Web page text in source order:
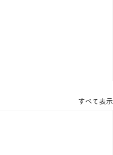
すべて表示